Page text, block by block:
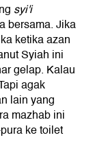
syi'i
bersama. Jika
ketika azan
Syiah ini
gelap. Kalau
agak
lain yang
mazhab ini
ke toilet